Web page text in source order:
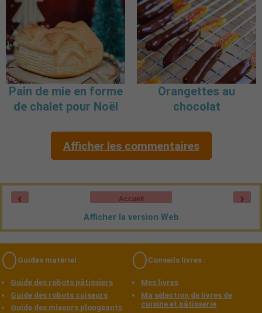
Pain de mie en forme
de chalet pour Noël
Orangettes au
chocolat
Afficher les commentaires
‹ ›
Accueil
Afficher la version Web
Guides matériel :
Guide des robots pâtissiers
Guide des robots cuiseurs
Guide des mixeurs plongeants
Conseils livres :
Mes livres
Ma sélection de livres de
cuisine et pâtisserie